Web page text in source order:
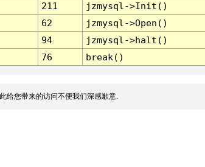
211
jzmysql->Init()
62
jzmysql->Open()
94
jzmysql->halt()
76 break()
给您带来的访问不便我们深感歉意.